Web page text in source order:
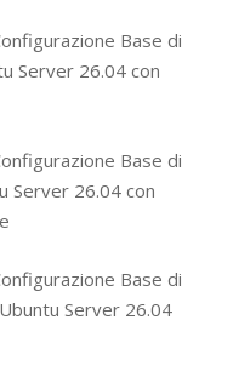
Base di
Server 26.04 con
Base di
Server 26.04 con
Base di
Server 26.04